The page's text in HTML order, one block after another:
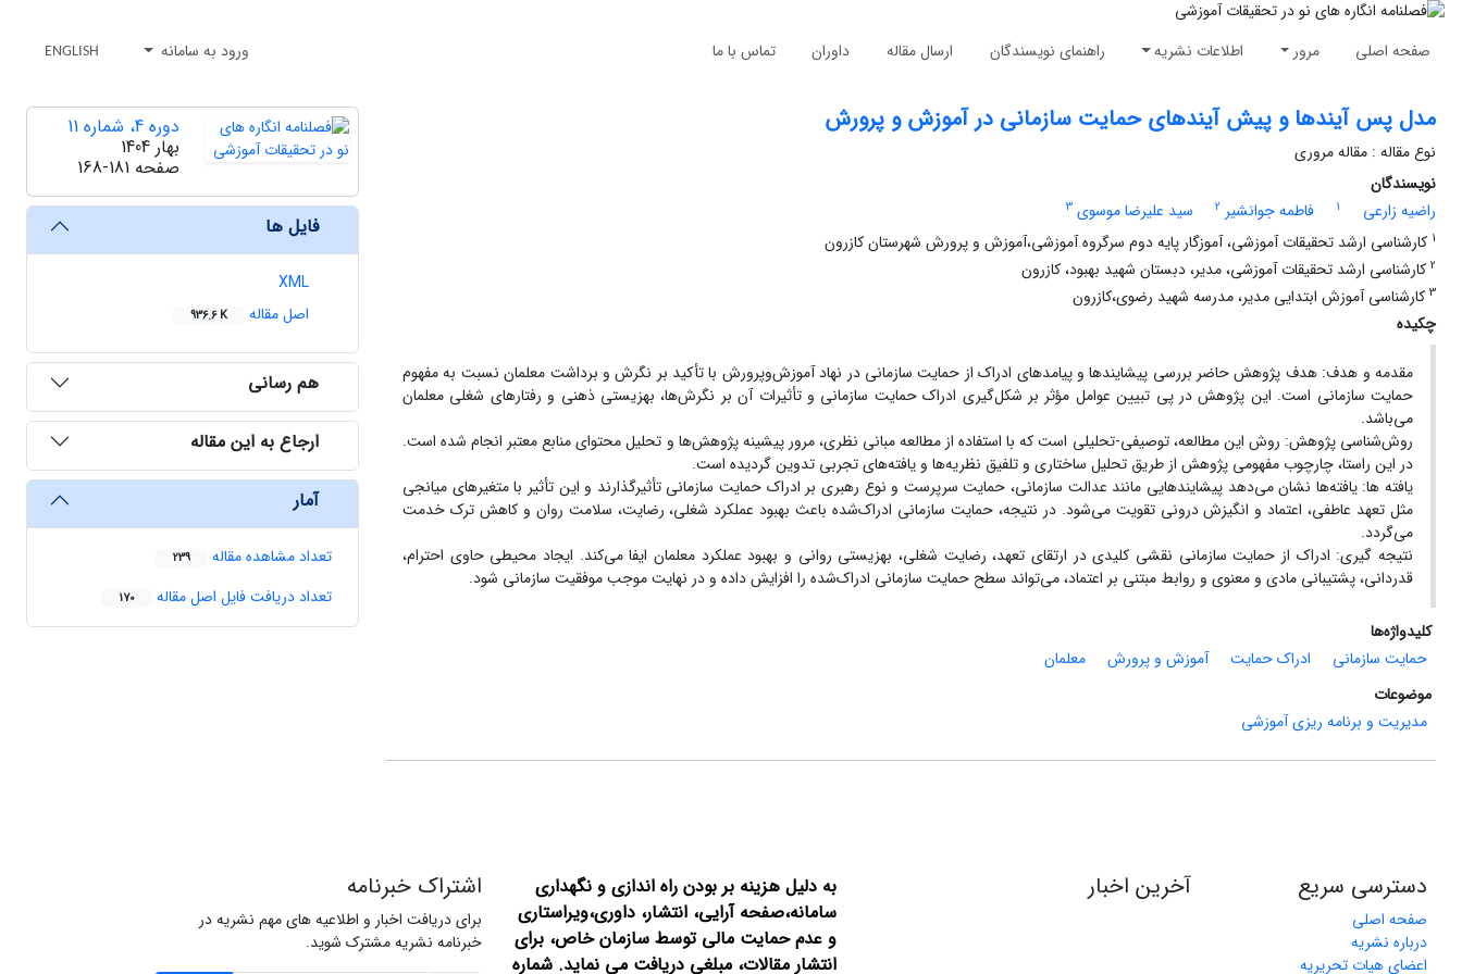
صفحه اصلی مرور اطلاعات نشریه راهنمای نویسندگان ارسال مقاله داوران تماس با ما ورود به سامانه ENGLISH
مدل پس آیندها و پیش آیندهای حمایت سازمانی در آموزش و پرورش
نوع مقاله : مقاله مروری
نویسندگان
راضیه زارعی
1 فاطمه جوانشیر 2 سید علیرضا موسوی 3
1 کارشناسی ارشد تحقیقات آموزشی، آموزگار پایه دوم سرگروه آموزشی،آموزش و پرورش شهرستان کازرون
2 کارشناسی ارشد تحقیقات آموزشی، مدیر، دبستان شهید بهبود، کازرون
3 کارشناسی آموزش ابتدایی مدیر، مدرسه شهید رضوی،کازرون
چکیده
مقدمه ‌و هدف: هدف پژوهش حاضر بررسی پیشایندها و پیامدهای ادراک از حمایت سازمانی در نهاد آموزش‌وپرورش با تأکید بر نگرش و برداشت معلمان نسبت به مفهوم
حمایت سازمانی است. این پژوهش در پی تبیین عوامل مؤثر بر شکل‌گیری ادراک حمایت سازمانی و تأثیرات آن بر نگرش‌ها، بهزیستی ذهنی و رفتارهای شغلی معلمان
می‌باشد.
روش‌شناسی پژوهش: روش این مطالعه، توصیفی-تحلیلی است که با استفاده از مطالعه مبانی نظری، مرور پیشینه پژوهش‌ها و تحلیل محتوای منابع معتبر انجام شده است.
در این راستا، چارچوب مفهومی پژوهش از طریق تحلیل ساختاری و تلفیق نظریه‌ها و یافته‌های تجربی تدوین گردیده است.
یافته ها: یافته‌ها نشان می‌دهد پیشایندهایی مانند عدالت سازمانی، حمایت سرپرست و نوع رهبری بر ادراک حمایت سازمانی تأثیرگذارند و این تأثیر با متغیرهای میانجی
مثل تعهد عاطفی، اعتماد و انگیزش درونی تقویت می‌شود. در نتیجه، حمایت سازمانی ادراک‌شده باعث بهبود عملکرد شغلی، رضایت، سلامت روان و کاهش ترک خدمت
می‌گردد.
نتیجه گیری: ادراک از حمایت سازمانی نقشی کلیدی در ارتقای تعهد، رضایت شغلی، بهزیستی روانی و بهبود عملکرد معلمان ایفا می‌کند. ایجاد محیطی حاوی احترام،
قدردانی، پشتیبانی مادی و معنوی و روابط مبتنی بر اعتماد، می‌تواند سطح حمایت سازمانی ادراک‌شده را افزایش داده و در نهایت موجب موفقیت سازمانی شود.
کلیدواژه‌ها
حمایت سازمانی
ادراک حمایت آموزش و پرورش
معلمان
موضوعات
مدیریت و برنامه ریزی آموزشی
دوره 4، شماره 11
بهار 1404
صفحه 168-181
فایل ها
XML
اصل مقاله
936.6 K
هم رسانی
ارجاع به این مقاله
آمار
تعداد مشاهده مقاله 239
تعداد دریافت فایل اصل مقاله 170
دسترسی سریع
صفحه اصلی
درباره نشریه
اعضای هیات تحریریه
آخرین اخبار
به دلیل هزینه بر بودن راه اندازی و نگهداری
سامانه،صفحه آرایی، انتشار، داوری،ویراستاری
و عدم حمایت مالی توسط سازمان خاص، برای
انتشار مقالات، مبلغی دریافت می نماید. شماره
اشتراک خبرنامه
برای دریافت اخبار و اطلاعیه های مهم نشریه در
خبرنامه نشریه مشترک شوید.